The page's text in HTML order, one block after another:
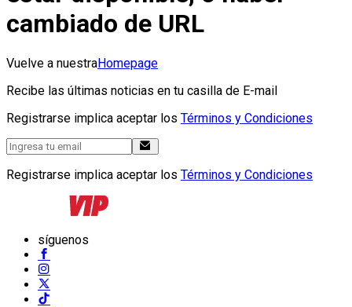
cambiado de URL
Vuelve a nuestraHomepage
Recibe las últimas noticias en tu casilla de E-mail
Registrarse implica aceptar los Términos y Condiciones
Registrarse implica aceptar los Términos y Condiciones
síguenos